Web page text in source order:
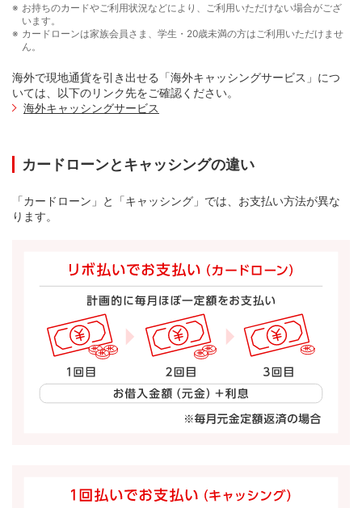
お持ちのカードやご利用状況などにより、ご利用いただけない場合がござ
います。
カードローンは家族会員さま、学生・20歳未満の方はご利用いただけませ
ん。
海外で現地通貨を引き出せる「海外キャッシングサービス」につ
いては、以下のリンク先をご確認ください。
海外キャッシングサービス
カードローンとキャッシングの違い
「カードローン」と「キャッシング」では、お支払い方法が異な
ります。